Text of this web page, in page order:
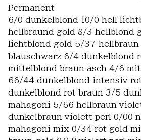
Permanent
6/0 dunkelblond 10/0 hell
hellbraund gold 8/3 hellblond
lichtblond gold 5/37 hellbraun
blauschwarz 6/4 dunkelblond
mittelblond braun asch 4/6
66/44 dunkelblond intensiv
dunkelblond rot braun 3/5
mahagoni 5/66 hellbraun
dunkelbraun violett perl 0/00
mahagoni mix 0/34 rot gold